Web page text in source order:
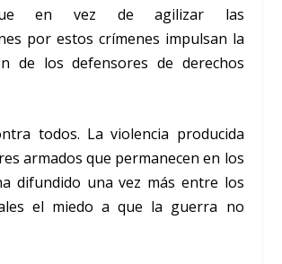
en vez de agilizar las
por estos crímenes impulsan la
de los defensores de derechos
todos. La violencia producida
armados que permanecen en los
difundido una vez más entre los
el miedo a que la guerra no